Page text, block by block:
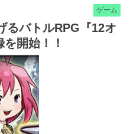
ゲーム
るバトルRPG『12オ
開始！！